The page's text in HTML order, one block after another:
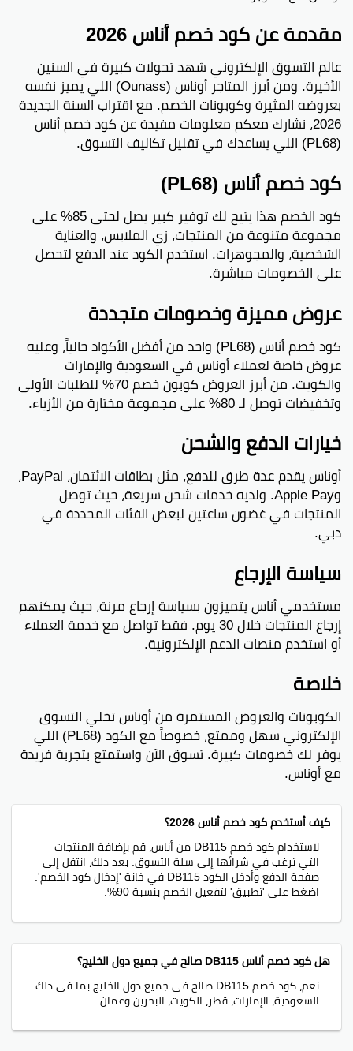
مقدمة عن كود خصم أناس 2026
عالم التسوق الإلكتروني شهد تحولات كبيرة في السنين
الأخيرة. ومن أبرز المتاجر أوناس (Ounass) اللي يميز نفسه
بعروضه المثيرة وكوبونات الخصم. مع اقتراب السنة الجديدة
2026، نشارك معكم معلومات مفيدة عن كود خصم أناس
(PL68) اللي يساعدك في تقليل تكاليف التسوق.
كود خصم أناس (PL68)
كود الخصم هذا يتيح لك توفير كبير يصل لحتى 85% على
مجموعة متنوعة من المنتجات، زي الملابس، والعناية
الشخصية، والمجوهرات. استخدم الكود عند الدفع لتحصل
على الخصومات مباشرة.
عروض مميزة وخصومات متجددة
كود خصم أناس (PL68) واحد من أفضل الأكواد حالياً، وعليه
عروض خاصة لعملاء أوناس في السعودية والإمارات
والكويت. من أبرز العروض كوبون خصم 70% للطلبات الأولى
وتخفيضات توصل لـ 80% على مجموعة مختارة من الأزياء.
خيارات الدفع والشحن
أوناس يقدم عدة طرق للدفع، مثل بطاقات الائتمان، PayPal،
وApple Pay. ولديه خدمات شحن سريعة، حيث توصل
المنتجات في غضون ساعتين لبعض الفئات المحددة في
دبي.
سياسة الإرجاع
مستخدمي أناس يتميزون بسياسة إرجاع مرنة، حيث يمكنهم
إرجاع المنتجات خلال 30 يوم. فقط تواصل مع خدمة العملاء
أو استخدم منصات الدعم الإلكترونية.
خلاصة
الكوبونات والعروض المستمرة من أوناس تخلي التسوق
الإلكتروني سهل وممتع، خصوصاً مع الكود (PL68) اللي
يوفر لك خصومات كبيرة. تسوق الآن واستمتع بتجربة فريدة
مع أوناس.
كيف أستخدم كود خصم أناس 2026؟
لاستخدام كود خصم DB115 من أناس، قم بإضافة المنتجات
التي ترغب في شرائها إلى سلة التسوق. بعد ذلك، انتقل إلى
صفحة الدفع وأدخل الكود DB115 في خانة 'إدخال كود الخصم'.
اضغط على 'تطبيق' لتفعيل الخصم بنسبة 90%.
هل كود خصم أناس DB115 صالح في جميع دول الخليج؟
نعم، كود خصم DB115 صالح في جميع دول الخليج بما في ذلك
السعودية، الإمارات، قطر، الكويت، البحرين وعمان.